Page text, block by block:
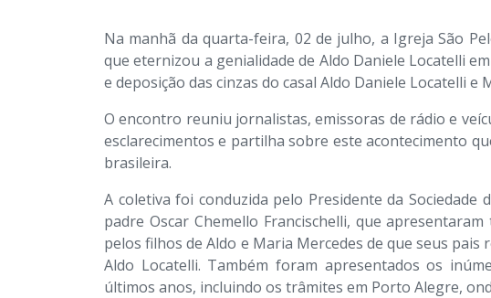
Na manhã da quarta-feira, 02 de julho, a Igreja São
que eternizou a genialidade de Aldo Daniele Locatelli
e deposição das cinzas do casal Aldo Daniele Locatelli e
O encontro reuniu jornalistas, emissoras de rádio e
esclarecimentos e partilha sobre este acontecimento
brasileira.
A coletiva foi conduzida pelo Presidente da Sociedade
padre Oscar Chemello Francischelli, que
pelos filhos de Aldo e Maria Mercedes de que seus
Aldo Locatelli. Também foram apresentados os
últimos anos, incluindo os trâmites em Porto Alegre,